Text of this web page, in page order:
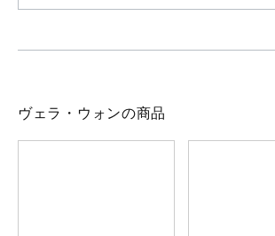
ヴェラ・ウォンの商品